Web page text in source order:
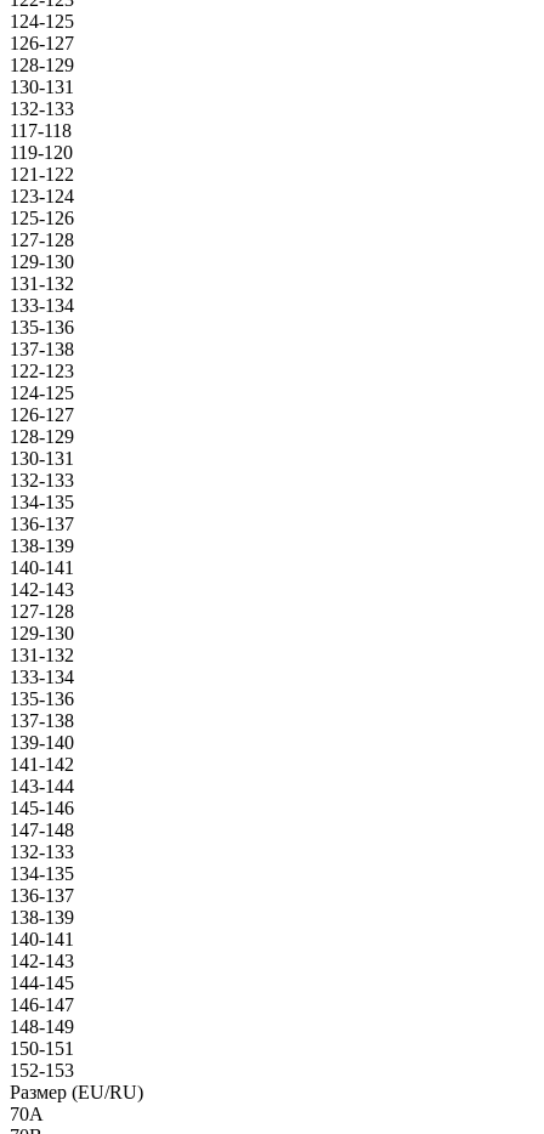
124-125
126-127
128-129
130-131
132-133
117-118
119-120
121-122
123-124
125-126
127-128
129-130
131-132
133-134
135-136
137-138
122-123
124-125
126-127
128-129
130-131
132-133
134-135
136-137
138-139
140-141
142-143
127-128
129-130
131-132
133-134
135-136
137-138
139-140
141-142
143-144
145-146
147-148
132-133
134-135
136-137
138-139
140-141
142-143
144-145
146-147
148-149
150-151
152-153
Размер (EU/RU)
70A